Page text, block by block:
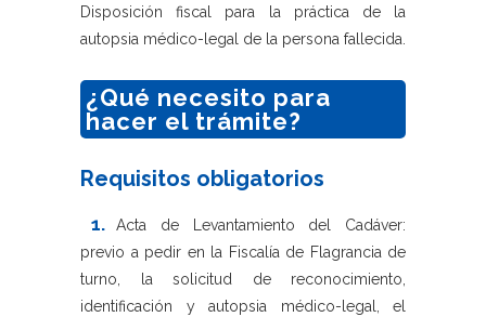
Disposición fiscal para la práctica de la
autopsia médico-legal de la persona fallecida.
¿Qué necesito para
hacer el trámite?
Requisitos obligatorios
1.
Acta de Levantamiento del Cadáver:
previo a pedir en la Fiscalía de Flagrancia de
turno, la solicitud de reconocimiento,
identificación y autopsia médico-legal, el